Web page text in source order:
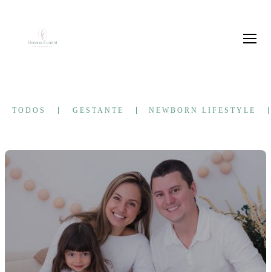
TODOS GESTANTE NEWBORN LIFESTYLE